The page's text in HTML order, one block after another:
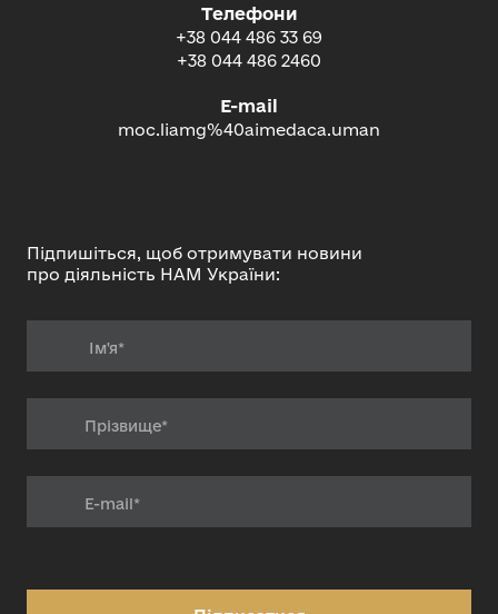
Телефони
+38 044 486 33 69
+38 044 486 2460
E-mail
moc.liamg%40aimedaca.uman
Підпишіться, щоб отримувати новини
про діяльність НАМ України: